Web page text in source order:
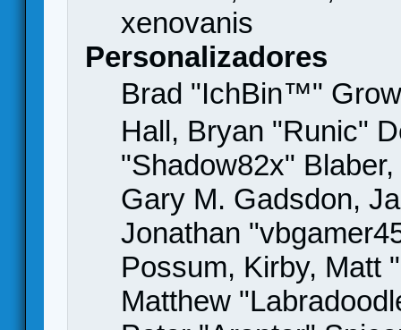
xenovanis
Personalizadores
Brad "IchBin™"
Hall, Bryan "Runic"
"Shadow82x"
Gary M. Gadsdon,
Jonathan
Possum, Kirby, Matt
Matthew